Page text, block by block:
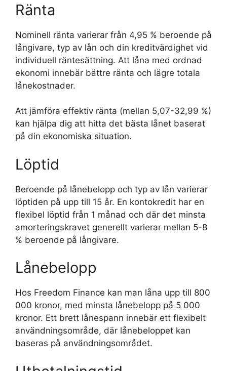
Ränta
Nominell ränta varierar från 4,95 % beroende på
långivare, typ av lån och din kreditvärdighet vid
individuell räntesättning. Att låna med ordnad
ekonomi innebär bättre ränta och lägre totala
lånekostnader.
Att jämföra effektiv ränta (mellan 5,07-32,99 %)
kan hjälpa dig att hitta det bästa lånet baserat
på din ekonomiska situation.
Löptid
Beroende på lånebelopp och typ av lån varierar
löptiden på upp till 15 år. En kontokredit har en
flexibel löptid från 1 månad och där det minsta
amorteringskravet generellt varierar mellan 5-8
% beroende på långivare.
Lånebelopp
Hos Freedom Finance kan man låna upp till 800
000 kronor, med minsta lånebelopp på 5 000
kronor. Ett brett lånespann innebär ett flexibelt
användningsområde, där lånebeloppet kan
baseras på användningsområdet.